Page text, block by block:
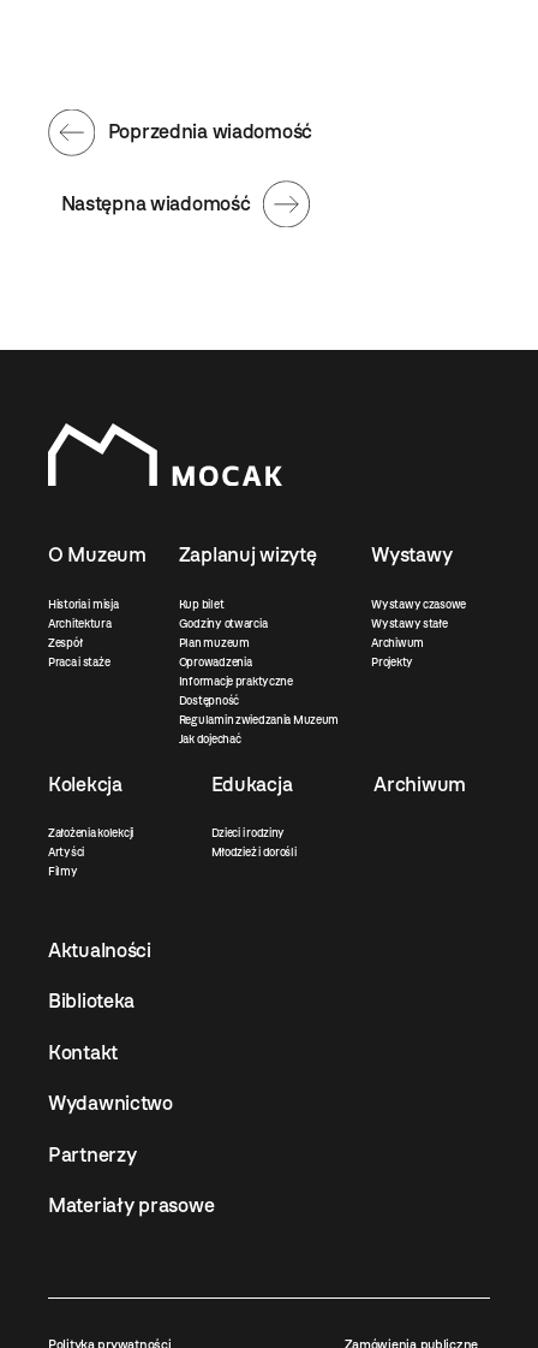
Następna wiadomość
Poprzednia wiadomość
O Muzeum
Historia i misja
Architektura
Zespół
Praca i staże
Zaplanuj wizytę
Kup bilet
Godziny otwarcia
Plan muzeum
Oprowadzenia
Informacje praktyczne
Dostępność
Regulamin zwiedzania Muzeum
Jak dojechać
Wystawy
Wystawy czasowe
Wystawy stałe
Archiwum
Projekty
Kolekcja
Założenia kolekcji
Artyści
Filmy
Edukacja
Dzieci i rodziny
Młodzież i dorośli
Archiwum
Aktualności
Biblioteka
Kontakt
Wydawnictwo
Partnerzy
Materiały prasowe